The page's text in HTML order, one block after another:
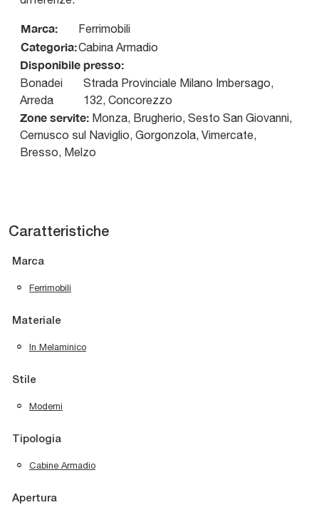
Marca: Ferrimobili
Categoria:Cabina Armadio
Disponibile presso:
Bonadei
Arreda
Strada Provinciale Milano Imbersago,
132, Concorezzo
Zone servite: Monza, Brugherio, Sesto San Giovanni,
Cernusco sul Naviglio, Gorgonzola, Vimercate,
Bresso, Melzo
Caratteristiche
Marca
Ferrimobili
Materiale
In Melaminico
Stile
Moderni
Tipologia
Cabine Armadio
Apertura